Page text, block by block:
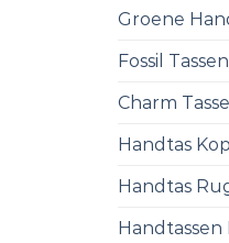
Groene
Fossil Tassen
Charm
Handtas
Handtas
Handtassen